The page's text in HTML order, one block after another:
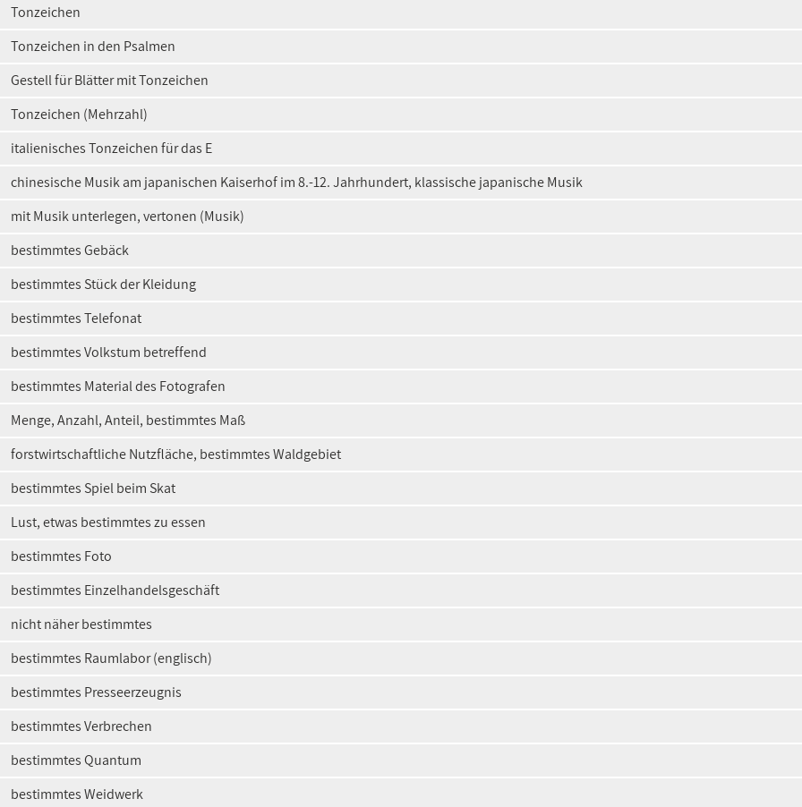
Tonzeichen
Tonzeichen in den Psalmen
Gestell für Blätter mit Tonzeichen
Tonzeichen (Mehrzahl)
italienisches Tonzeichen für das E
chinesische Musik am japanischen Kaiserhof im 8.-12. Jahrhundert, klassische japanische Musik
mit Musik unterlegen, vertonen (Musik)
bestimmtes Gebäck
bestimmtes Stück der Kleidung
bestimmtes Telefonat
bestimmtes Volkstum betreffend
bestimmtes Material des Fotografen
Menge, Anzahl, Anteil, bestimmtes Maß
forstwirtschaftliche Nutzfläche, bestimmtes Waldgebiet
bestimmtes Spiel beim Skat
Lust, etwas bestimmtes zu essen
bestimmtes Foto
bestimmtes Einzelhandelsgeschäft
nicht näher bestimmtes
bestimmtes Raumlabor (englisch)
bestimmtes Presseerzeugnis
bestimmtes Verbrechen
bestimmtes Quantum
bestimmtes Weidwerk